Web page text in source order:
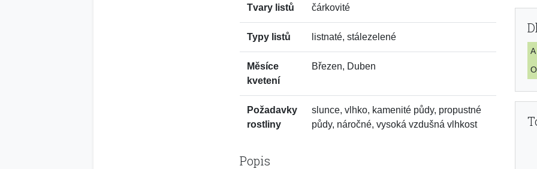
Tvary listů čárkovité
Typy listů listnaté, stálezelené
Měsíce
kvetení
Březen, Duben
Požadavky
rostliny
slunce, vlhko, kamenité půdy, propustné
půdy, náročné, vysoká vzdušná vlhkost
Popis
A
O